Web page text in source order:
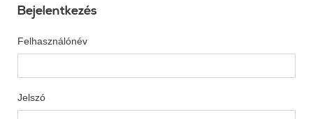
Bejelentkezés
Felhasználónév
Jelszó